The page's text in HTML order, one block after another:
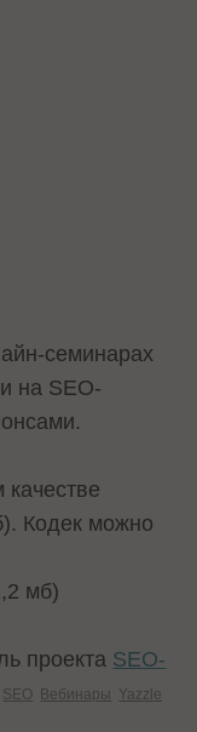
семинарах
на SEO-
Кодек можно
мб)
проекта SEO-
SEO Вебинары Yazzle